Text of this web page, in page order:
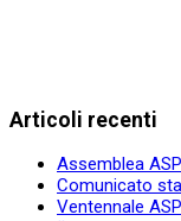
Articoli recenti
Assemblea
Comunicato
Ventennale